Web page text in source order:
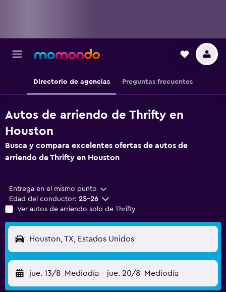
Directorio de agencias Preguntas frecuentes
Autos de arriendo de Thrifty en
Houston
Busca y compara excelentes ofertas de autos de
arriendo de Thrifty en Houston
Entrega en el mismo punto
Edad del conductor: 25-26
Ver autos de arriendo solo de Thrifty
Houston, TX, Estados Unidos
jue. 13/8 Mediodía - jue. 20/8 Mediodía